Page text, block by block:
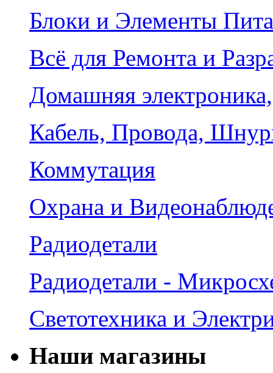
Блоки и Элементы
Всё для Ремонта и
Домашняя
Кабель, Провода,
Коммутация
Охрана и
Радиодетали
Радиодетали -
Светотехника и
Наши магазины